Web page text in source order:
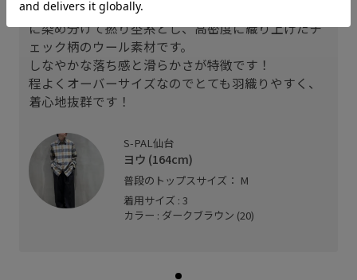
スーパー120'sの超極細番手ウール梳毛糸を多彩な色
に染め分けて撚り杢糸とし、高密度に織り上げたチ
ェック柄のウール素材です。
しなやかな落ち感と滑らかさが特徴です！
程よくオーバーサイズなのでとても羽織りやすく、
着心地抜群です！
S-PAL仙台
ヨウ (164cm)
普段のトップスサイズ： M
着用サイズ : 3
カラー : ダークブラウン (20)